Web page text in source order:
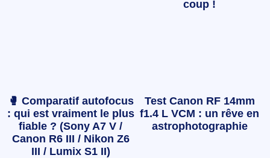
coup !
🥊 Comparatif autofocus
: qui est vraiment le plus
fiable ? (Sony A7 V /
Canon R6 III / Nikon Z6
III / Lumix S1 II)
Test Canon RF 14mm
f1.4 L VCM : un rêve en
astrophotographie